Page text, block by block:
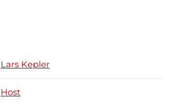
Lars Kepler
Host